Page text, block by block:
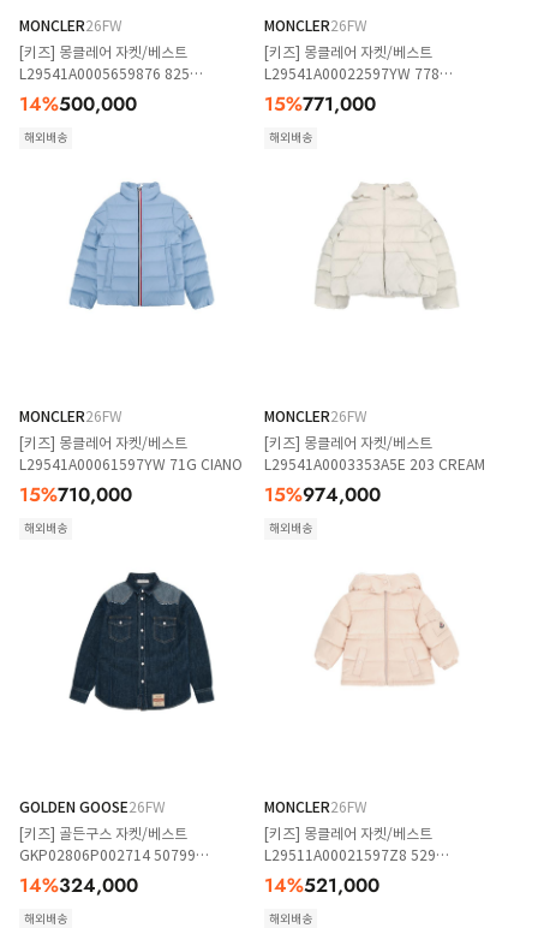
MONCLER26FW
[키즈] 몽클레어 자켓/베스트
L29541A0005659876 825
MILITARYGREEN
14%500,000
해외배송
MONCLER26FW
[키즈] 몽클레어 자켓/베스트
L29541A00022597YW 778
NAVYBLUE
15%771,000
해외배송
MONCLER26FW
[키즈] 몽클레어 자켓/베스트
L29541A00061597YW 71G CIANO
15%710,000
해외배송
MONCLER26FW
[키즈] 몽클레어 자켓/베스트
L29541A0003353A5E 203 CREAM
15%974,000
해외배송
GOLDEN GOOSE26FW
[키즈] 골든구스 자켓/베스트
GKP02806P002714 50799
MEDIUMBLUEWASHED
14%324,000
해외배송
MONCLER26FW
[키즈] 몽클레어 자켓/베스트
L29511A00021597Z8 529
LIGHTPINK
14%521,000
해외배송